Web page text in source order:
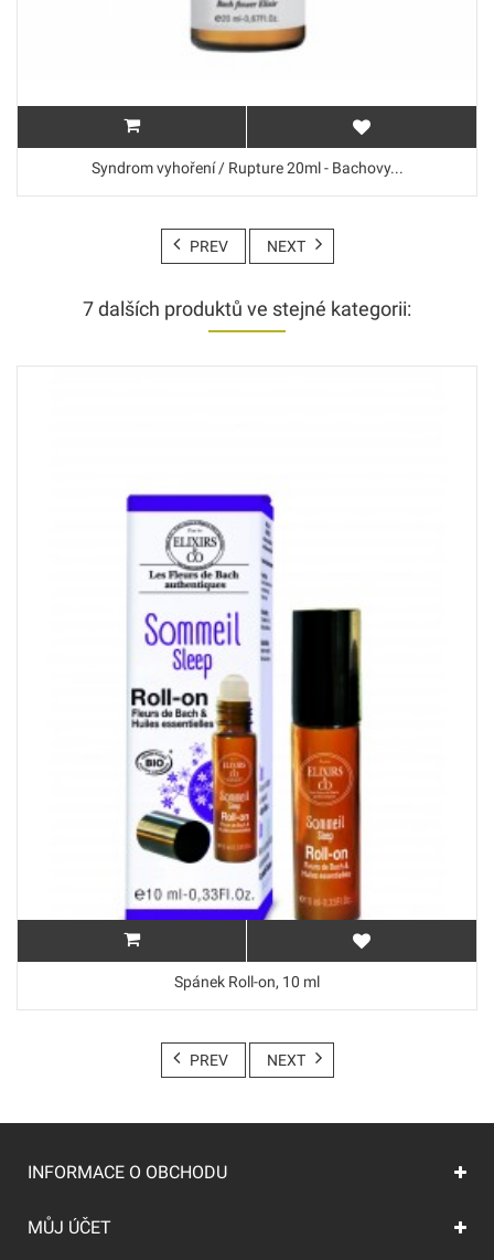
Syndrom vyhoření / Rupture 20ml - Bachovy...
PREV NEXT
7 dalších produktů ve stejné kategorii:
Spánek Roll-on, 10 ml
PREV NEXT
INFORMACE O OBCHODU
MŮJ ÚČET